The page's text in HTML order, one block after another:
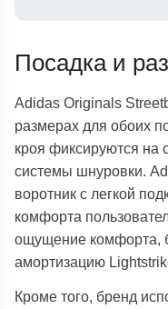
Посадка и
Adidas Originals
размерах для обоих
кроя фиксируются на
системы шнуровки.
воротник с легкой
комфорта
ощущение комфорта,
амортизацию
Кроме того, бренд